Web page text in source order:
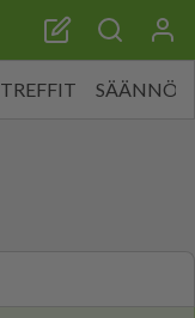
TREFFIT SÄÄNNÖT